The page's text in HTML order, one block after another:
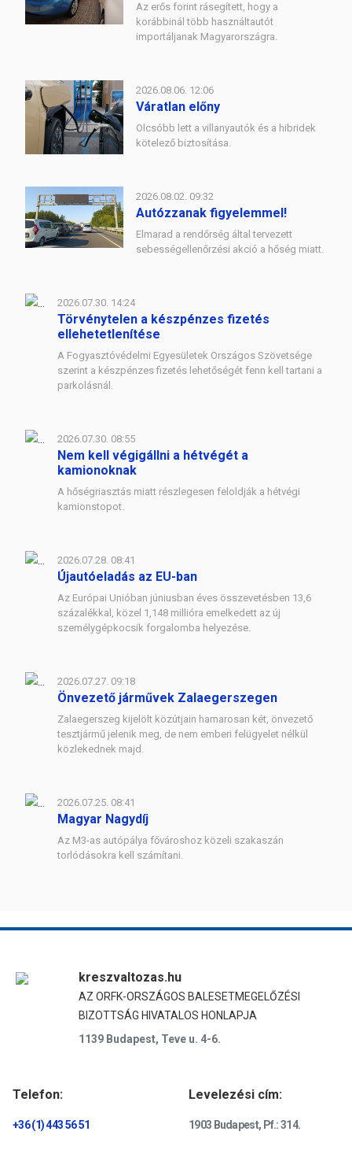
Az erős forint rásegített, hogy a
korábbinál több használtautót
importáljanak Magyarországra.
2026.08.06. 12:06
Váratlan előny
Olcsóbb lett a villanyautók és a hibridek
kötelező biztosítása.
2026.08.02. 09:32
Autózzanak figyelemmel!
Elmarad a rendőrség által tervezett
sebességellenőrzési akció a hőség miatt.
2026.07.30. 14:24
Törvénytelen a készpénzes fizetés
ellehetetlenítése
A Fogyasztóvédelmi Egyesületek Országos Szövetsége
szerint a készpénzes fizetés lehetőségét fenn kell tartani a
parkolásnál.
2026.07.30. 08:55
Nem kell végigállni a hétvégét a
kamionoknak
A hőségriasztás miatt részlegesen feloldják a hétvégi
kamionstopot.
2026.07.28. 08:41
Újautóeladás az EU-ban
Az Európai Unióban júniusban éves összevetésben 13,6
százalékkal, közel 1,148 millióra emelkedett az új
személygépkocsik forgalomba helyezése.
2026.07.27. 09:18
Önvezető járművek Zalaegerszegen
Zalaegerszeg kijelölt közútjain hamarosan két, önvezető
tesztjármű jelenik meg, de nem emberi felügyelet nélkül
közlekednek majd.
2026.07.25. 08:41
Magyar Nagydíj
Az M3-as autópálya fővároshoz közeli szakaszán
torlódásokra kell számítani.
kreszvaltozas.hu
AZ ORFK-ORSZÁGOS BALESETMEGELŐZÉSI
BIZOTTSÁG HIVATALOS HONLAPJA
1139 Budapest, Teve u. 4-6.
Telefon:
+36 (1) 443 56 51
Levelezési cím:
1903 Budapest, Pf.: 314.